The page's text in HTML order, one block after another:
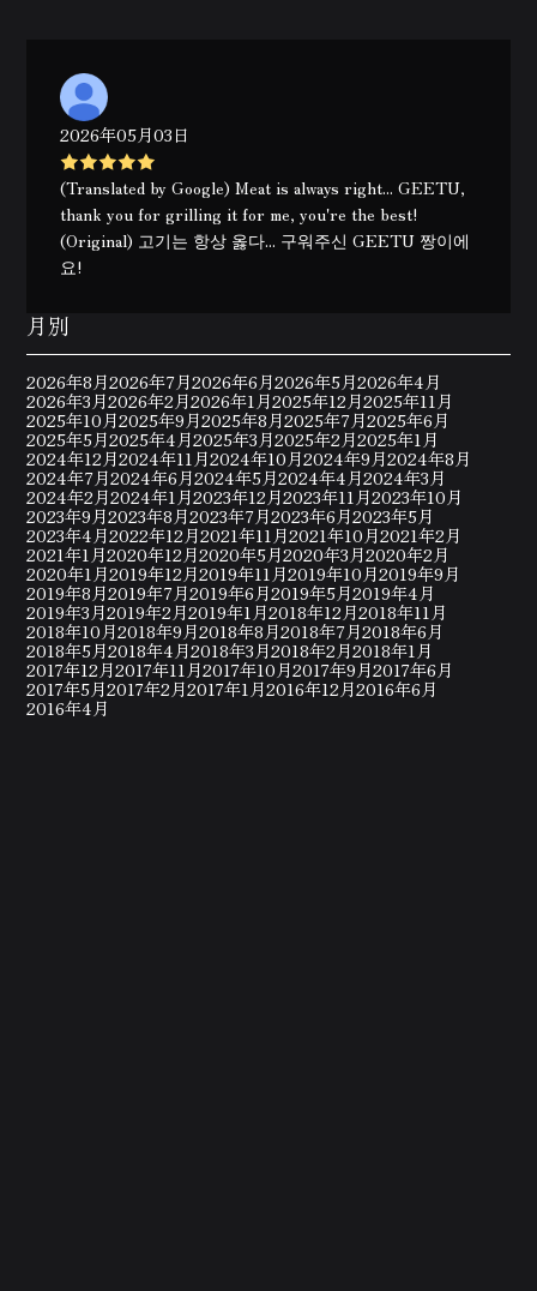
2026年05月03日
(Translated by Google) Meat is always right... GEETU,
thank you for grilling it for me, you're the best!
(Original) 고기는 항상 옳다... 구워주신 GEETU 짱이에
요!
月別
2026年8月2026年7月2026年6月2026年5月2026年4月
2026年3月2026年2月2026年1月2025年12月2025年11月
2025年10月2025年9月2025年8月2025年7月2025年6月
2025年5月2025年4月2025年3月2025年2月2025年1月
2024年12月2024年11月2024年10月2024年9月2024年8月
2024年7月2024年6月2024年5月2024年4月2024年3月
2024年2月2024年1月2023年12月2023年11月2023年10月
2023年9月2023年8月2023年7月2023年6月2023年5月
2023年4月2022年12月2021年11月2021年10月2021年2月
2021年1月2020年12月2020年5月2020年3月2020年2月
2020年1月2019年12月2019年11月2019年10月2019年9月
2019年8月2019年7月2019年6月2019年5月2019年4月
2019年3月2019年2月2019年1月2018年12月2018年11月
2018年10月2018年9月2018年8月2018年7月2018年6月
2018年5月2018年4月2018年3月2018年2月2018年1月
2017年12月2017年11月2017年10月2017年9月2017年6月
2017年5月2017年2月2017年1月2016年12月2016年6月
2016年4月